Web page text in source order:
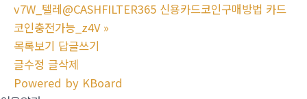
v7W_텔레@CASHFILTER365 신용카드코인구매방법 카드
코인충전가능_z4V »
목록보기 답글쓰기
글수정 글삭제
Powered by KBoard